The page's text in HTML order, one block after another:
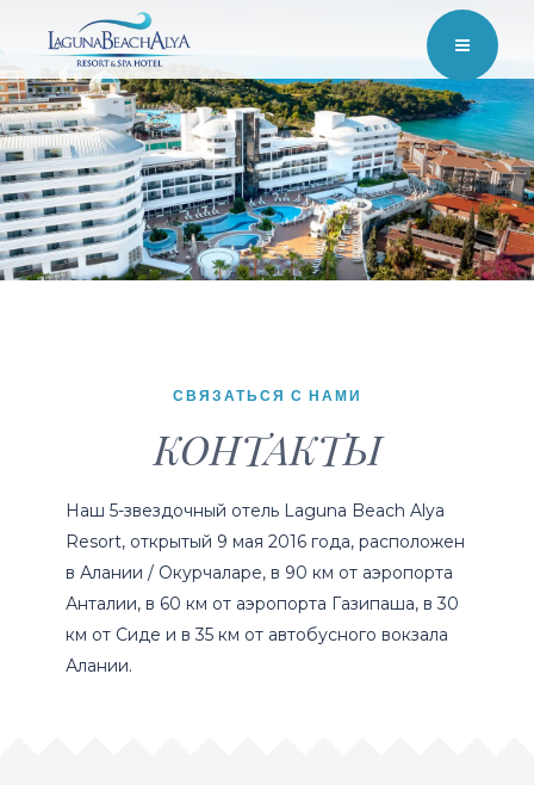
СВЯЗАТЬСЯ С НАМИ
КОНТАКТЫ
Наш 5-звездочный отель Laguna Beach Alya
Resort, открытый 9 мая 2016 года, расположен
в Алании / Окурчаларе, в 90 км от аэропорта
Анталии, в 60 км от аэропорта Газипаша, в 30
км от Сиде и в 35 км от автобусного вокзала
Алании.